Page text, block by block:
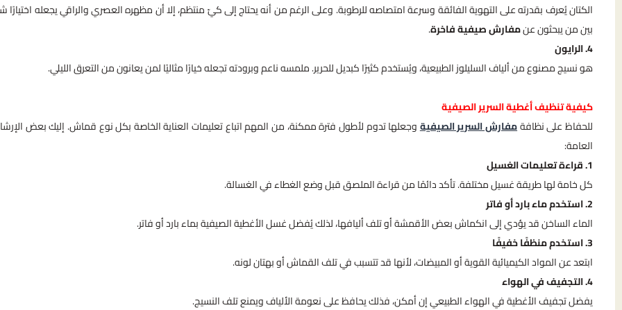
الكتان يُعرف بقدرته على التهوية الفائقة وسرعة امتصاصه للرطوبة. وعلى الرغم من أنه يحتاج إلى كيّ منتظم، إلا أن مظهره العصري والراقي يجعله اختيارًا
بين من يبحثون عنمفارش صيفية فاخرة.
4. الرايون
هو نسيج مصنوع من ألياف السليلوز الطبيعية، ويُستخدم كثيرًا كبديل للحرير. ملمسه ناعم وبرودته تجعله خيارًا مثاليًا لمن يعانون من التعرق الليلي.
كيفية تنظيف أغطية السرير الصيفية
للحفاظ على نظافةمفارش السرير الصيفيةوجعلها تدوم لأطول فترة ممكنة، من المهم اتباع تعليمات العناية الخاصة بكل نوع قماش. إليك بعض
العامة:
1. قراءة تعليمات الغسيل
كل خامة لها طريقة غسيل مختلفة. تأكد دائمًا من قراءة الملصق قبل وضع الغطاء في الغسالة.
2. استخدم ماء بارد أو فاتر
الماء الساخن قد يؤدي إلى انكماش بعض الأقمشة أو تلف أليافها، لذلك يُفضل غسل الأغطية الصيفية بماء بارد أو فاتر.
3. استخدم منظفًا خفيفًا
ابتعد عن المواد الكيميائية القوية أو المبيضات، لأنها قد تتسبب في تلف القماش أو بهتان لونه.
4. التجفيف في الهواء
يفضل تجفيف الأغطية في الهواء الطبيعي إن أمكن، فذلك يحافظ على نعومة الألياف ويمنع تلف النسيج.